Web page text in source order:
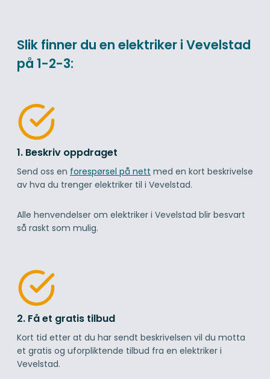
Slik finner du en elektriker i Vevelstad
på 1-2-3:
1. Beskriv oppdraget
Send oss en forespørsel på nett med en kort beskrivelse
av hva du trenger elektriker til i Vevelstad.
Alle henvendelser om elektriker i Vevelstad blir besvart
så raskt som mulig.
2. Få et gratis tilbud
Kort tid etter at du har sendt beskrivelsen vil du motta
et gratis og uforpliktende tilbud fra en elektriker i
Vevelstad.